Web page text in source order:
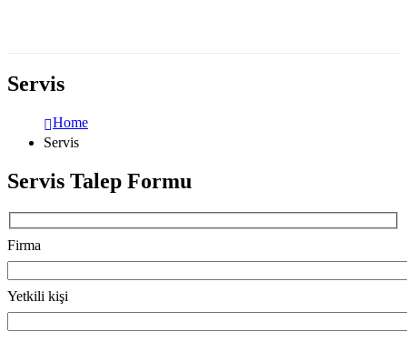
Servis
Home
Servis
Servis Talep Formu
Firma
Yetkili kişi